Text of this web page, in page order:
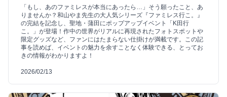
「もし、あのファミレスが本当にあったら…」そう願ったこと、あ
りませんか？和山やま先生の大人気シリーズ『ファミレス行こ。』
の完結を記念し、聖地・蒲田にポップアップイベント「K田行
こ。」が登場！作中の世界がリアルに再現されたフォトスポットや
限定グッズなど、ファンにはたまらない仕掛けが満載です。この記
事を読めば、イベントの魅力を余すことなく体験できる、とってお
きの情報がわかりますよ！
2026/02/13